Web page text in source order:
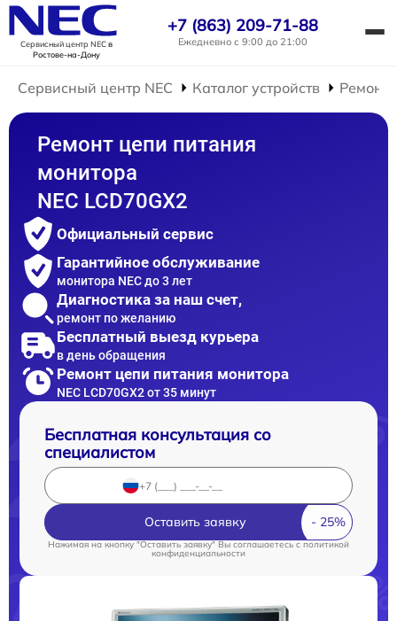
Сервисный центр NECв
Ростове-на-Дону
+7 (863) 209-71-88
Ежедневно с 9:00 до 21:00
Сервисный центр NEC Каталог устройств Ремонт
Ремонт цепи питания
монитора
NEC LCD70GX2
Официальный сервис
Гарантийное обслуживание
монитора NEC до 3 лет
Диагностика за наш счет,
ремонт по желанию
Бесплатный выезд курьера
в день обращения
Ремонт цепи питания монитора
NEC LCD70GX2 от 35 минут
Бесплатная консультация со
специалистом
Оставить заявку
Нажимая на кнопку "Оставить заявку" Вы соглашаетесь cполитикой
конфиденциальности